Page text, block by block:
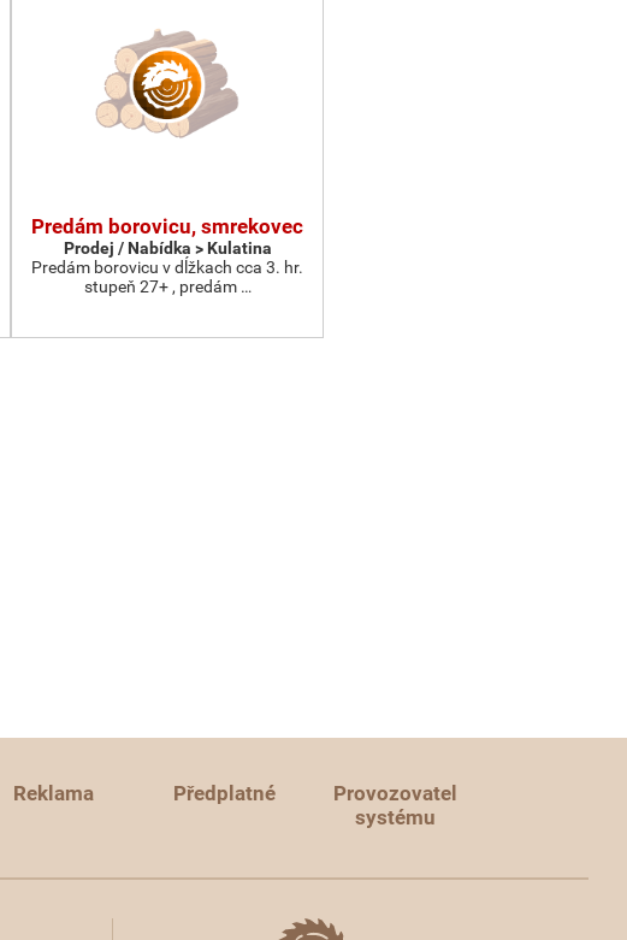
Predám borovicu, smrekovec
Prodej / Nabídka > Kulatina
Predám borovicu v dĺžkach cca 3. hr.
stupeň 27+ , predám …
Reklama Předplatné
Provozovatel
systému